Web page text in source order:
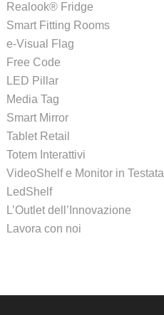
Realook® Fridge
Smart Fitting Rooms
e-Visual Flag
Free Code
LED Pillar
Media Tag
Smart Mirror
Tablet Retail
Totem Interattivi
VideoShelf e Monitor in Testata
LedShelf
L’Outlet dell’Innovazione
Lavora con noi